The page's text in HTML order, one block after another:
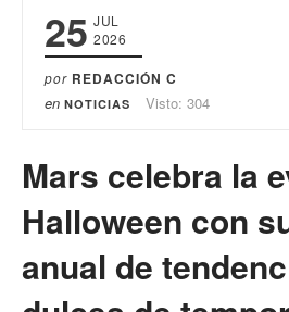
25 JUL
2026
por REDACCIÓN C
en NOTICIAS Visto: 304
Mars celebra la
Halloween con
anual de